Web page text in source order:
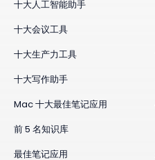
十大人工智能助手
十大会议工具
十大生产力工具
十大写作助手
Mac 十大最佳笔记应用
前 5 名知识库
最佳笔记应用